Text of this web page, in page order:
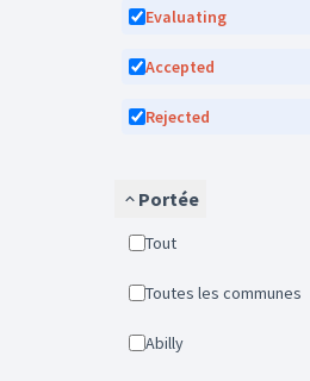
Evaluating
Accepted
Rejected
Portée
Tout
Toutes les communes
Abilly